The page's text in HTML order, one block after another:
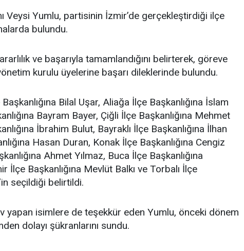
Veysi Yumlu, partisinin İzmir’de gerçekleştirdiği ilçe
bulundu.
ve başarıyla tamamlandığını belirterek, göreve
kurulu üyelerine başarı dileklerinde bulundu.
Bilal Uşar, Aliağa İlçe Başkanlığına İslam
Bayram Bayer, Çiğli İlçe Başkanlığına Mehmet
İbrahim Bulut, Bayraklı İlçe Başkanlığına İlhan
Hasan Duran, Konak İlçe Başkanlığına Cengiz
Ahmet Yılmaz, Buca İlçe Başkanlığına
İlçe Başkanlığına Mevlüt Balkı ve Torbalı İlçe
seçildiği belirtildi.
yapan isimlere de teşekkür eden Yumlu, önceki dönem
dolayı şükranlarını sundu.